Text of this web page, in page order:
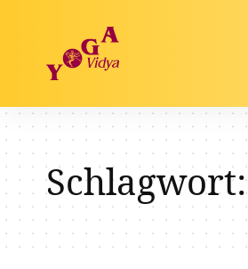
Schlagwort: